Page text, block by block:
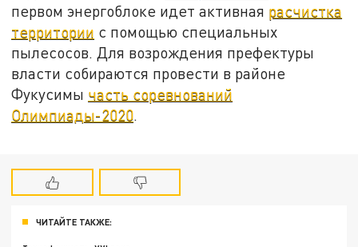
первом энергоблоке идет активная расчистка
территории с помощью специальных
пылесосов. Для возрождения префектуры
власти собираются провести в районе
Фукусимы часть соревнований
Олимпиады-2020.
ЧИТАЙТЕ ТАКЖЕ: